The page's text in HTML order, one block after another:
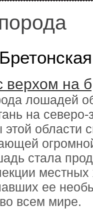
верхом на
лошадей
на
области
стала
ее
всем мире.